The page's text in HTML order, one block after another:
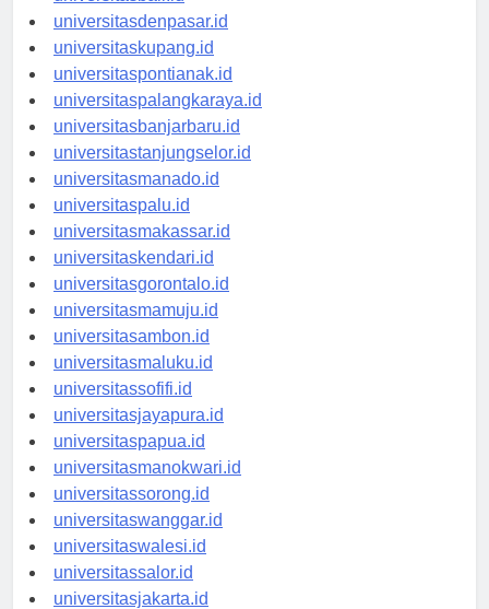
universitasbali.id
universitasdenpasar.id
universitaskupang.id
universitaspontianak.id
universitaspalangkaraya.id
universitasbanjarbaru.id
universitastanjungselor.id
universitasmanado.id
universitaspalu.id
universitasmakassar.id
universitaskendari.id
universitasgorontalo.id
universitasmamuju.id
universitasambon.id
universitasmaluku.id
universitassofifi.id
universitasjayapura.id
universitaspapua.id
universitasmanokwari.id
universitassorong.id
universitaswanggar.id
universitaswalesi.id
universitassalor.id